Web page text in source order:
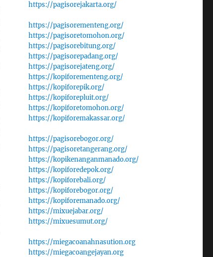
https://pagisorejakarta.org/
https://pagisorementeng.org/
https://pagisoretomohon.org/
https://pagisorebitung.org/
https://pagisorepadang.org/
https://pagisorejateng.org/
https://kopiforementeng.org/
https://kopiforepik.org/
https://kopiforepluit.org/
https://kopiforetomohon.org/
https://kopiforemakassar.org/
https://pagisorebogor.org/
https://pagisoretangerang.org/
https://kopikenanganmanado.org/
https://kopiforedepok.org/
https://kopiforebali.org/
https://kopiforebogor.org/
https://kopiforemanado.org/
https://mixuejabar.org/
https://mixuesumut.org/
https://miegacoanahnasution.org
https://miegacoangejayan.org